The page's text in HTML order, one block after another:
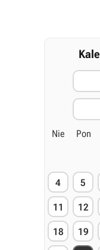
Nie Pon
4 5
11 12
18 19